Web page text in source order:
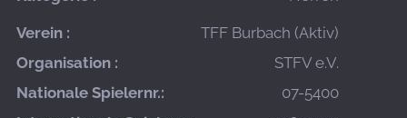
Verein :
TFF Burbach (Aktiv)
Organisation :
STFV e.V.
Nationale Spielernr.:
07-5400